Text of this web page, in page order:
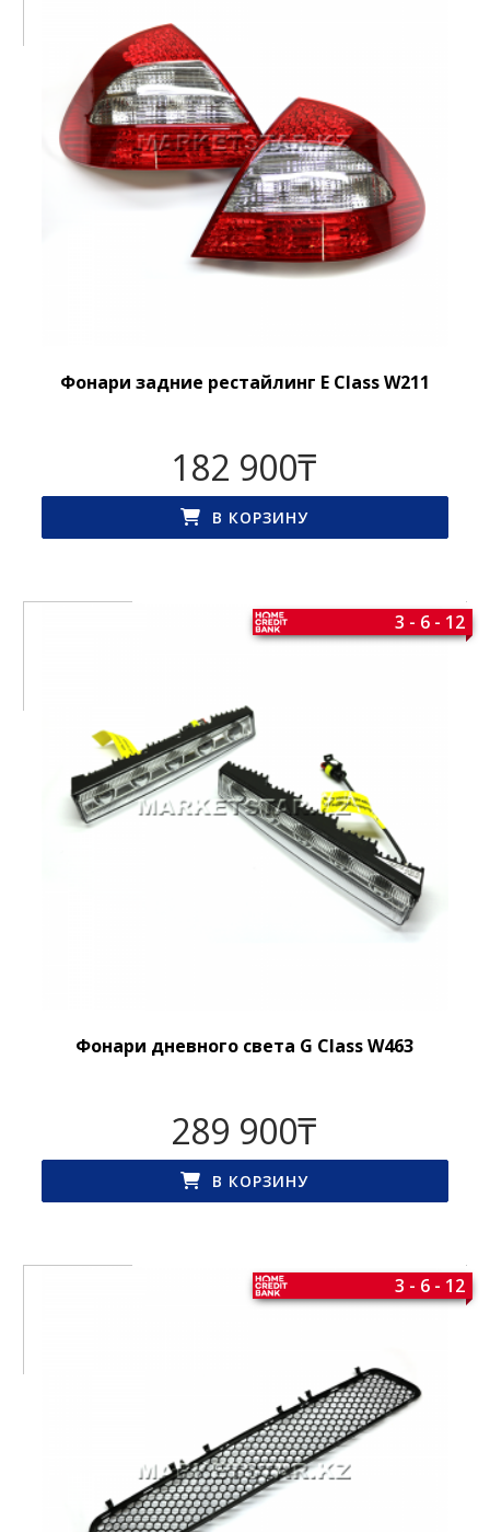
Фонари задние рестайлинг E Class W211
182 900₸
В КОРЗИНУ
Фонари дневного света G Class W463
3 - 6 - 12
289 900₸
В КОРЗИНУ
3 - 6 - 12